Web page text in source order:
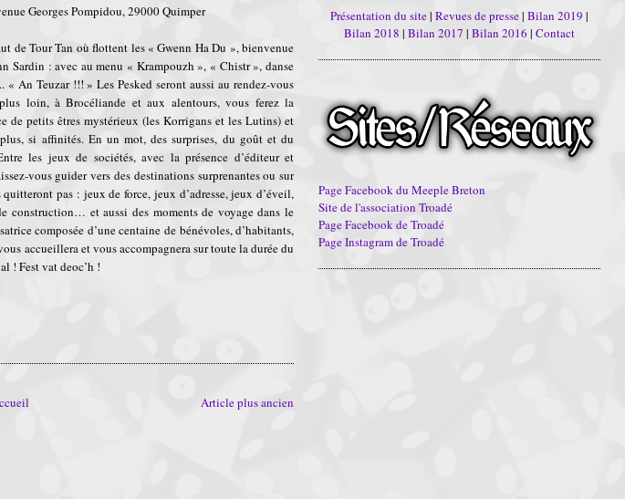
Georges Pompidou, 29000 Quimper
de Tour Tan où flottent les « Gwenn Ha Du », bienvenue
Sardin : avec au menu « Krampouzh », « Chistr », danse
« An Teuzar !!! » Les Pesked seront aussi au rendez-vous
loin, à Brocéliande et aux alentours, vous ferez la
de petits êtres mystérieux (les Korrigans et les Lutins) et
si affinités. En un mot, des surprises, du goût et du
les jeux de sociétés, avec la présence d’éditeur et
vous guider vers des destinations surprenantes ou sur
pas : jeux de force, jeux d’adresse, jeux d’éveil,
construction… et aussi des moments de voyage dans le
composée d’une centaine de bénévoles, d’habitants,
accueillera et vous accompagnera sur toute la durée du
! Fest vat deoc’h !
Article plus ancien
Présentation du site|Revues de presse|Bilan 2019 |
Bilan 2018 |Bilan 2017 |Bilan 2016 |Contact
Page Facebook du Meeple Breton
Site de l'association Troadé
Page Facebook de Troadé
Page Instagram de Troadé